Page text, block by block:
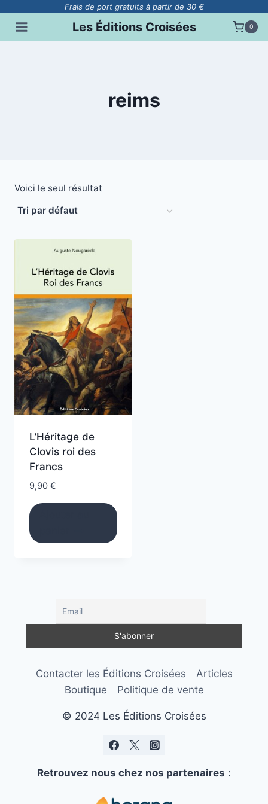
contenu
Frais de port gratuits à partir de 30 €
Les Éditions Croisées 0
reims
Voici le seul résultat
L’Héritage de
Clovis roi des
Francs
9,90 €
Contacter les Éditions Croisées
Articles
Boutique
Politique de vente
© 2024 Les Éditions Croisées
Retrouvez nous chez nos partenaires :